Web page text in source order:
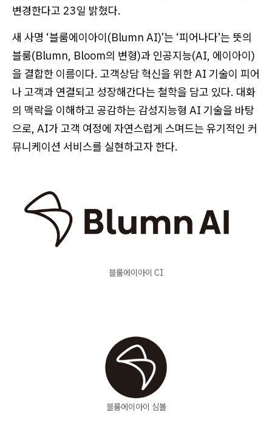
변경한다고 23일 밝혔다.
새 사명 ‘블룸에이아이(Blumn AI)’는 ‘피어나다’는 뜻의
블룸(Blumn, Bloom의 변형)과 인공지능(AI, 에이아이)
을 결합한 이름이다. 고객상담 혁신을 위한 AI 기술이 피어
나 고객과 연결되고 성장해간다는 철학을 담고 있다. 대화
의 맥락을 이해하고 공감하는 감성지능형 AI 기술을 바탕
으로, AI가 고객 여정에 자연스럽게 스며드는 유기적인 커
뮤니케이션 서비스를 실현하고자 한다.
블룸에이아이 CI
블룸에이아이 심볼